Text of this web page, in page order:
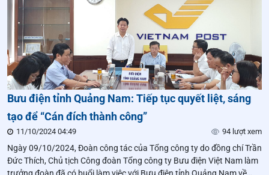
Bưu điện tỉnh Quảng Nam: Tiếp tục quyết liệt, sáng
tạo để “Cán đích thành công”
11/10/2024 04:49 94 lượt xem
Ngày 09/10/2024, Đoàn công tác của Tổng công ty do đồng chí Trần
Đức Thích, Chủ tịch Công đoàn Tổng công ty Bưu điện Việt Nam làm